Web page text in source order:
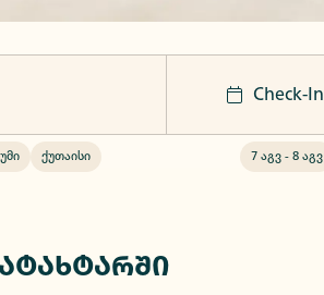
ქუთაისი
Check-In
7 აგვ - 8 აგვ